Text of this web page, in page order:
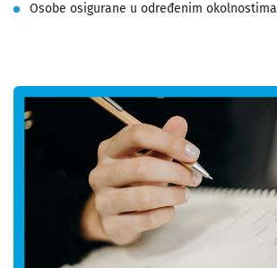
Osobe osigurane u određenim okolnostima